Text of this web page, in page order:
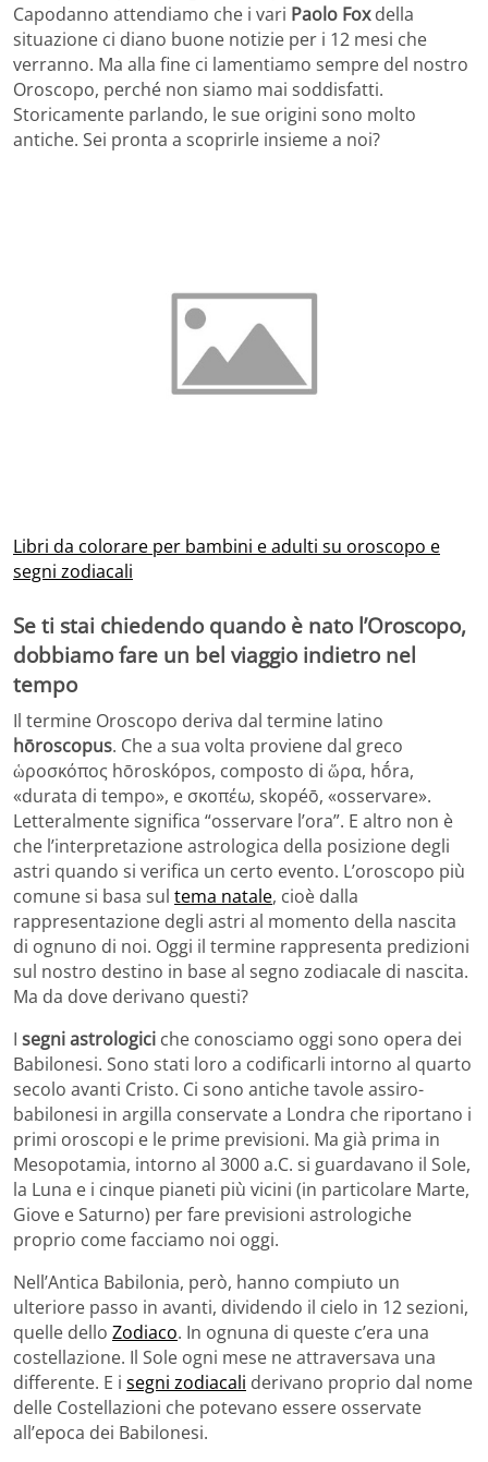
Capodanno attendiamo che i vari Paolo Foxdella
situazione ci diano buone notizie per i 12 mesi che
verranno. Ma alla fine ci lamentiamo sempre del nostro
Oroscopo, perché non siamo mai soddisfatti.
Storicamente parlando, le sue origini sono molto
antiche. Sei pronta a scoprirle insieme a noi?
Libri da colorare per bambini e adulti su oroscopo e
segni zodiacali
Se ti stai chiedendo quando è nato l’Oroscopo,
dobbiamo fare un bel viaggio indietro nel
tempo
Il termine Oroscopo deriva dal termine latino
hōroscopus. Che a sua volta proviene dal greco
ὡροσκόπος hōroskópos, composto di ὥρα, hṓra,
«durata di tempo», e σκοπέω, skopéō, «osservare».
Letteralmente significa “osservare l’ora”. E altro non è
che l’interpretazione astrologica della posizione degli
astri quando si verifica un certo evento. L’oroscopo più
comune si basa sul tema natale, cioè dalla
rappresentazione degli astri al momento della nascita
di ognuno di noi. Oggi il termine rappresenta predizioni
sul nostro destino in base al segno zodiacale di nascita.
Ma da dove derivano questi?
I segni astrologici che conosciamo oggi sono opera dei
Babilonesi. Sono stati loro a codificarli intorno al quarto
secolo avanti Cristo. Ci sono antiche tavole assiro-
babilonesi in argilla conservate a Londra che riportano i
primi oroscopi e le prime previsioni. Ma già prima in
Mesopotamia, intorno al 3000 a.C. si guardavano il Sole,
la Luna e i cinque pianeti più vicini (in particolare Marte,
Giove e Saturno) per fare previsioni astrologiche
proprio come facciamo noi oggi.
Nell’Antica Babilonia, però, hanno compiuto un
ulteriore passo in avanti, dividendo il cielo in 12 sezioni,
quelle dello Zodiaco. In ognuna di queste c’era una
costellazione. Il Sole ogni mese ne attraversava una
differente. E i segni zodiacali derivano proprio dal nome
delle Costellazioni che potevano essere osservate
all’epoca dei Babilonesi.